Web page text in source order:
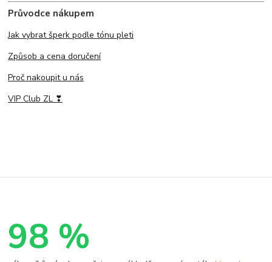
Průvodce nákupem
Jak vybrat šperk podle tónu pleti
Způsob a cena doručení
Proč nakoupit u nás
VIP Club ZL ❣
98 %